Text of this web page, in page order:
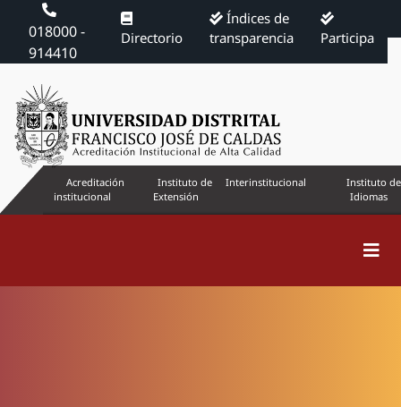
018000 -
914410
Directorio
Índices de
transparencia
Participa
Acreditación
institucional
Instituto de
Extensión
Interinstitucional
Instituto de
Idiomas